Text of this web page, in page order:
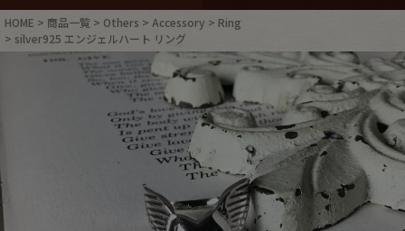
ログイン・会員登録 LINE ID連携
お気に入り
International Shipping
特集一覧
HOME 商品一覧 Others Accessory
Ring
silver925 エンジェルハート リング